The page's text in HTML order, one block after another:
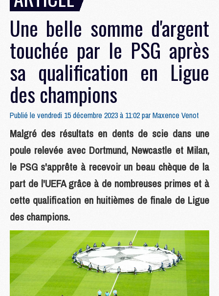
Une belle somme d'argent
touchée par le PSG après
sa qualification en Ligue
des champions
Publié le vendredi 15 décembre 2023 à 11:02 parMaxence Venot
Malgré des résultats en dents de scie dans une
poule relevée avec Dortmund, Newcastle et Milan,
le PSG s'apprête à recevoir un beau chèque de la
part de l'UEFA grâce à de nombreuses primes et à
cette qualification en huitièmes de finale de Ligue
des champions.